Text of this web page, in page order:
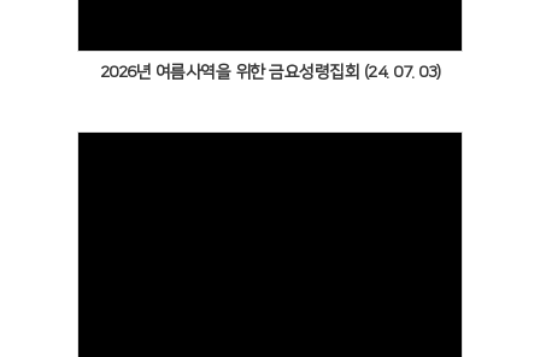
2026년 여름사역을 위한 금요성령집회 (24. 07. 03)